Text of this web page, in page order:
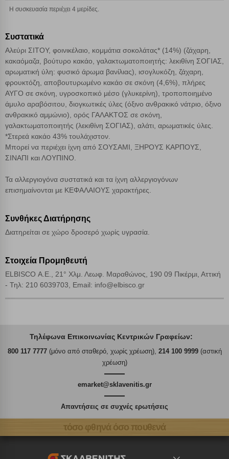
Η συσκευασία περιέχει 4 μερίδες.
Συστατικά
Αλεύρι ΣΙΤΟΥ, φοινικέλαιο, κομμάτια σοκολάτας* (14%) (ζάχαρη,
κακαόμαζα, βούτυρο κακάο, γαλακτωματοποιητής: λεκιθίνη ΣΟΓΙΑΣ,
αρωματική ύλη: φυσικό άρωμα βανίλιας), ισογλυκόζη, ζάχαρη,
φρουκτόζη, αποβουτυρωμένο κακάο σε σκόνη (4,6%), πλήρες
ΑΥΓΟ σε σκόνη, υγροσκοπικό μέσο (γλυκερίνη), τροποποιημένο
άμυλο αραβόσιτου, διογκωτικές ύλες (όξινο ανθρακικό νάτριο, όξινο
ανθρακικό αμμώνιο), ορός ΓΑΛΑΚΤΟΣ σε σκόνη,
γαλακτωματοποιητής (λεκιθίνη ΣΟΓΙΑΣ), αλάτι, αρωματικές ύλες.
*Στερεά κακάο 43% τουλάχιστον.
Μπορεί να περιέχει ίχνη από ΣΟΥΣΑΜΙ, ΞΗΡΟΥΣ ΚΑΡΠΟΥΣ,
ΣΙΝΑΠΙ και ΛΟΥΠΙΝΟ.
Τα αλλεργιογόνα συστατικά και τα ίχνη αλλεργιογόνων
επισημαίνονται με ΚΕΦΑΛΑΙΟΥΣ χαρακτήρες.
Συνθήκες Διατήρησης
Διατηρείται σε χώρο δροσερό χωρίς υγρασία.
Στοιχεία Προμηθευτή
ELBISCO Α.Ε., 21° Χλμ. Λεωφ. Μαραθώνος, 190 09 Πικέρμι, Αττική
- Τηλ: 210 6039703, Email: info@elbisco.gr
Τηλέφωνα Επικοινωνίας Κεντρικών Γραφείων:
800 117 7777(μόνο από σταθερό, χωρίς χρέωση), 214 100 9999(αστική
χρέωση)
emarket@sklavenitis.gr
Απαντήσεις σε συχνές ερωτήσεις
τόσο φθηνά όσο πουθενά
Απόρριψη όλων
Αποδοχή όλων